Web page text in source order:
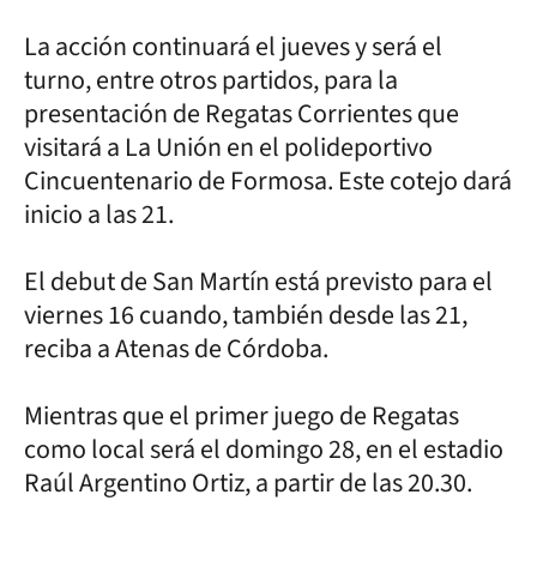
La acción continuará el jueves y será el
turno, entre otros partidos, para la
presentación de Regatas Corrientes que
visitará a La Unión en el polideportivo
Cincuentenario de Formosa. Este cotejo dará
inicio a las 21.
El debut de San Martín está previsto para el
viernes 16 cuando, también desde las 21,
reciba a Atenas de Córdoba.
Mientras que el primer juego de Regatas
como local será el domingo 28, en el estadio
Raúl Argentino Ortiz, a partir de las 20.30.